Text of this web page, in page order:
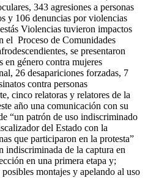
343 agresiones a personas
y 106 denuncias por violencias
Violencias tuvieron impactos
el Proceso de Comunidades
se presentaron
en género contra mujeres
26 desapariciones forzadas, 7
contra personas
cinco relatoras y relatores de la
año una comunicación con su
“un patrón de uso indiscriminado
del Estado con la
que participaron en la protesta”
indiscriminada de la captura en
en una primera etapa y;
montajes y apelando al uso